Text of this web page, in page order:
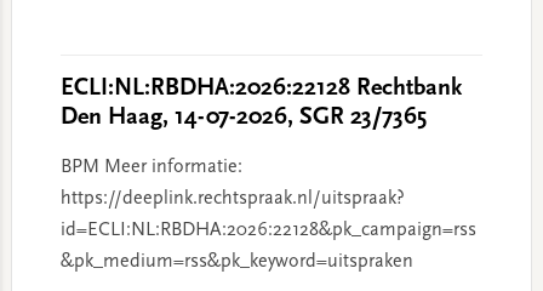
ECLI:NL:RBDHA:2026:22128 Rechtbank
Den Haag, 14-07-2026, SGR 23/7365
BPM Meer informatie:
https://deeplink.rechtspraak.nl/uitspraak?
id=ECLI:NL:RBDHA:2026:22128&pk_campaign=rss
&pk_medium=rss&pk_keyword=uitspraken